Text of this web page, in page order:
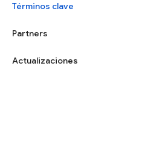
Términos clave
Partners
Actualizaciones